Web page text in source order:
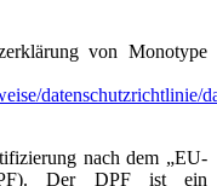
von Monotype
datenschutzrichtlinie/
nach dem „EU-
Der DPF ist ein